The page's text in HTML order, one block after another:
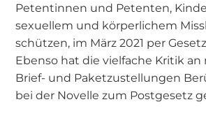
Petentinnen und Petenten,
sexuellem und körperlichem
schützen, im März 2021 per
Ebenso hat die vielfache Kritik
Brief- und Paketzustellungen
bei der Novelle zum Postgesetz